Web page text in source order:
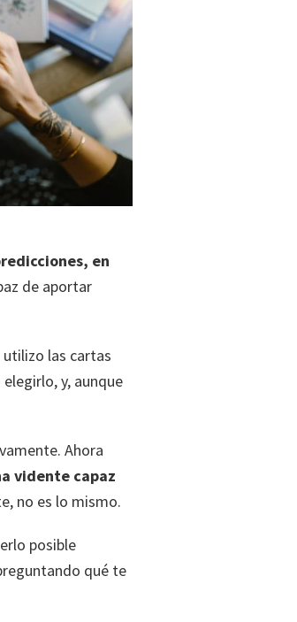
en
de aportar
utilizo las cartas
y, aunque
Ahora
vidente capaz
no es lo mismo.
posible
qué te